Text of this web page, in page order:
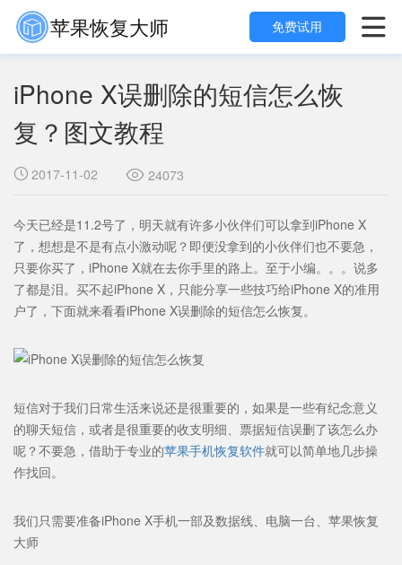
苹果恢复大师 
免费试用
iPhone X误删除的短信怎么恢
复？图文教程
 2017-11-02  24073
今天已经是11.2号了，明天就有许多小伙伴们可以拿到iPhone X
了，想想是不是有点小激动呢？即便没拿到的小伙伴们也不要急，
只要你买了，iPhone X就在去你手里的路上。至于小编。。。说多
了都是泪。买不起iPhone X，只能分享一些技巧给iPhone X的准用
户了，下面就来看看iPhone X误删除的短信怎么恢复。
短信对于我们日常生活来说还是很重要的，如果是一些有纪念意义
的聊天短信，或者是很重要的收支明细、票据短信误删了该怎么办
呢？不要急，借助于专业的苹果手机恢复软件就可以简单地几步操
作找回。
我们只需要准备iPhone X手机一部及数据线、电脑一台、苹果恢复
大师